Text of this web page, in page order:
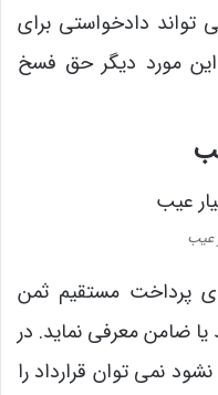
تواند دادخواستی برای
این مورد دیگر حق فسخ
عیب
پرداخت مستقیم ثمن
یا ضامن معرفی نماید. در
نمی توان قرارداد را